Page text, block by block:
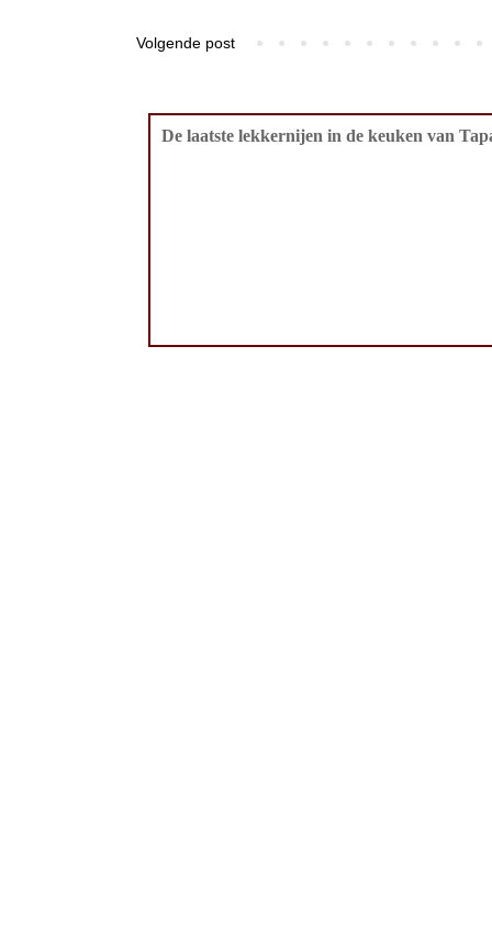
Volgende post
De laatste lekkernijen in de keuken van